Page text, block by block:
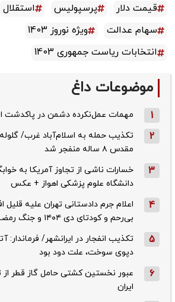
قیمت دلار پرسپولیس استقلال
سهام عدالت
ویژه نوروز 1403
انتخابات ریاست جمهوری 1403
موضوعات داغ
1 مهمات عمل‌نکرده دشمن در پاکدشت
2
تکذیب حمله به اسلام‌آباد غرب/
مقدس ۸ ساله منفجر شد
3
خسارات ناشی از تجاوز آمریکا به
دانشگاه علوم پزشکی اهواز + عکس
4
اعلام جرم دادستانی تهران علیه قلیل
بی‌رحم و کودتای دی‌ ۱۴۰۴ و جنگ رمضان
5
تکذیب ‌انفجار در ایرانشهر/
دپوی سوخت، علت دود بود
6
عبور نخستین کشتی حامل گاز قطر از
ایران